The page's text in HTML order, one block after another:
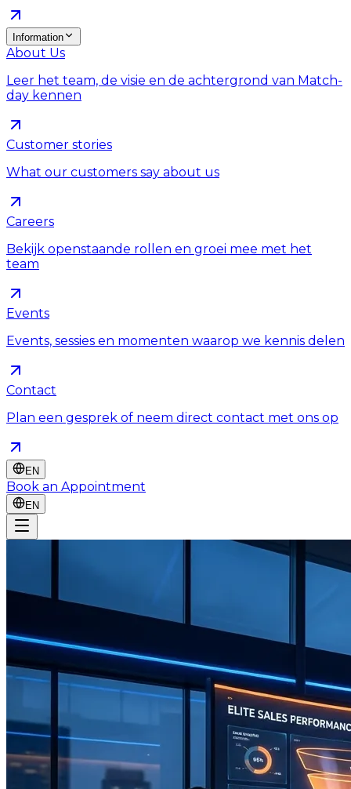
Information
About Us
Leer het team, de visie en de achtergrond van Match-
day kennen
Customer stories
What our customers say about us
Careers
Bekijk openstaande rollen en groei mee met het
team
Events
Events, sessies en momenten waarop we kennis delen
Contact
Plan een gesprek of neem direct contact met ons op
EN
Book an Appointment
EN